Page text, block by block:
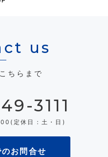
us
ちらまで
3111
定休日：土・日)
お問合せ